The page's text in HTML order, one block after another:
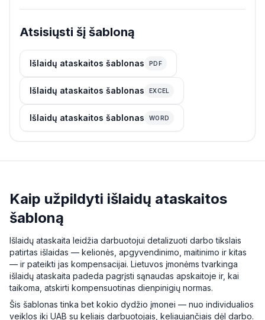
Atsisiųsti šį šabloną
Išlaidų ataskaitos šablonas PDF
Išlaidų ataskaitos šablonas EXCEL
Išlaidų ataskaitos šablonas WORD
Kaip užpildyti išlaidų ataskaitos
šabloną
Išlaidų ataskaita leidžia darbuotojui detalizuoti darbo tikslais
patirtas išlaidas — kelionės, apgyvendinimo, maitinimo ir kitas
— ir pateikti jas kompensacijai. Lietuvos įmonėms tvarkinga
išlaidų ataskaita padeda pagrįsti sąnaudas apskaitoje ir, kai
taikoma, atskirti kompensuotinas dienpinigių normas.
Šis šablonas tinka bet kokio dydžio įmonei — nuo individualios
veiklos iki UAB su keliais darbuotojais, keliaujančiais dėl darbo.